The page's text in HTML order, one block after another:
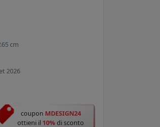
65 cm
2026
coupon MDESIGN24
ottieni il 10% di sconto